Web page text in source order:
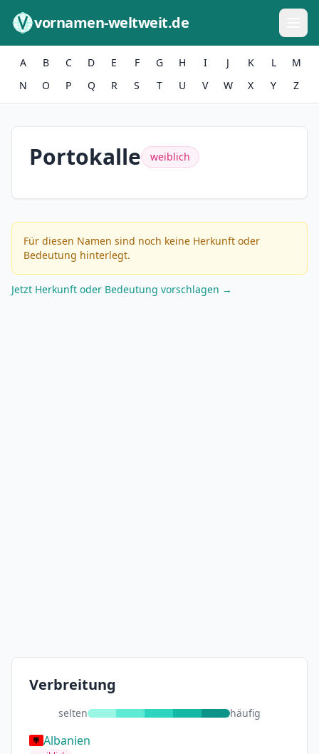
vornamen-weltweit.de
A B C D E F G H I J K L
M
N
O P Q R S T U V W X Y Z
Portokalle weiblich
Für diesen Namen sind noch keine Herkunft oder
Bedeutung hinterlegt.
Jetzt Herkunft oder Bedeutung vorschlagen →
Verbreitung
selten häufig
Albanien